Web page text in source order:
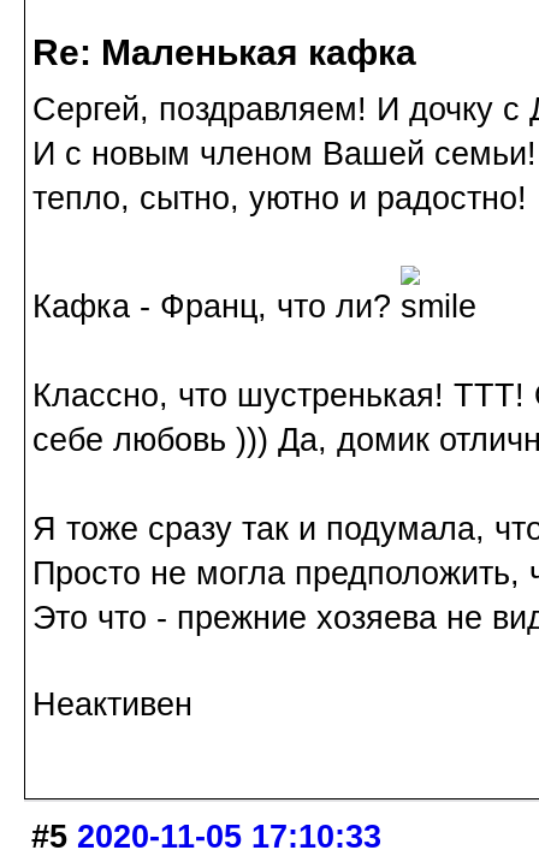
Re: Маленькая кафка
Сергей, поздравляем! И дочку
И с новым членом Вашей
тепло, сытно, уютно и радостно!
Кафка - Франц, что ли?
Классно, что шустренькая! ТТТ!
себе любовь ))) Да, домик
Я тоже сразу так и подумала,
Просто не могла предположить,
Это что - прежние хозяева не
Неактивен
#5 2020-11-05 17:10:33